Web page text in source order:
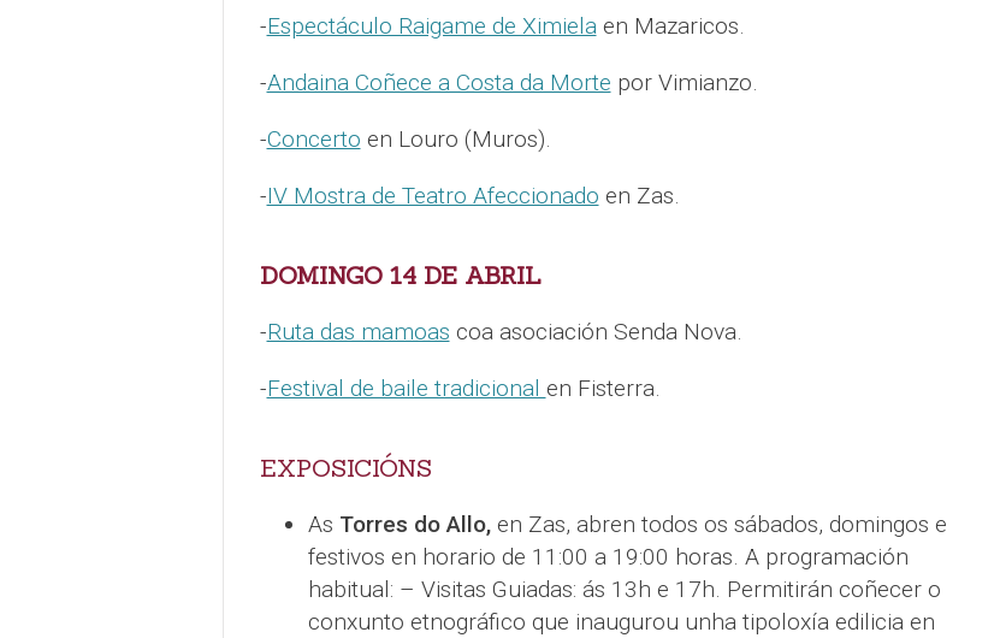
-Espectáculo Raigame de Ximielaen Mazaricos.
-Andaina Coñece a Costa da Morte por Vimianzo.
-Concerto en Louro (Muros).
-IV Mostra de Teatro Afeccionado en Zas.
DOMINGO 14 DE ABRIL
-Ruta das mamoas coa asociación Senda Nova.
-Festival de baile tradicional en Fisterra.
EXPOSICIÓNS
As Torres do Allo,en Zas, abren todos os sábados, domingos e
festivos en horario de 11:00 a 19:00 horas. A programación
habitual: – Visitas Guiadas: ás 13h e 17h. Permitirán coñecer o
conxunto etnográfico que inaugurou unha tipoloxía edilicia en